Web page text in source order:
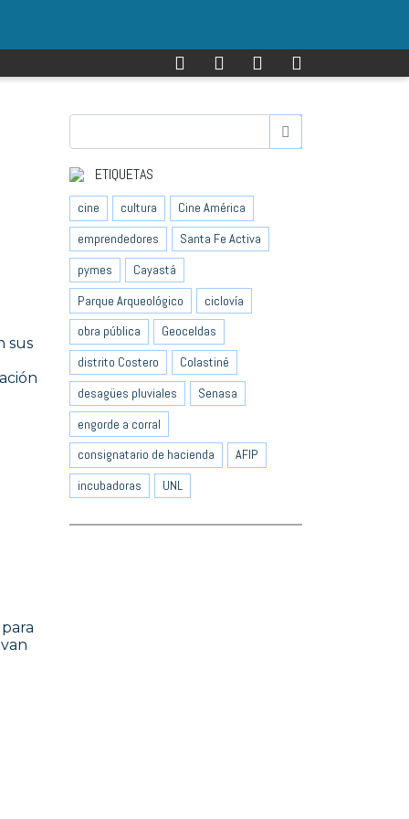
sus
ETIQUETAS
cine cultura
Cine América
emprendedores
Santa Fe Activa
pymes
Cayastá
Parque Arqueológico
ciclovía
obra pública
Geoceldas
distrito Costero
Colastiné
desagües pluviales
Senasa
engorde a corral
consignatario de hacienda
AFIP
incubadoras
UNL